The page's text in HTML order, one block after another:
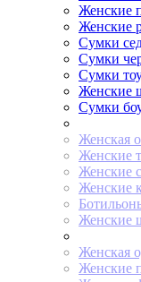
Женские
Женские
Сумки
Сумки
Сумки
Женские
Сумки
Женская
Женские
Женские
Женские
Женские
Женская
Женские